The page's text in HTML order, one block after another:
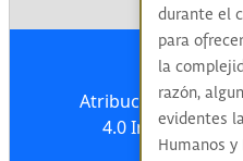
Atribución-
4.0 Internacional
durante el
para
la
razón,
evidentes
Humanos